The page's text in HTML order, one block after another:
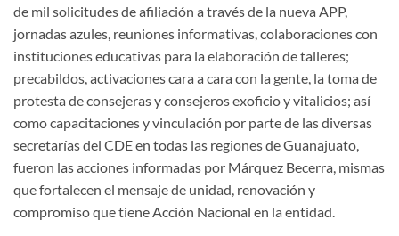
de mil solicitudes de afiliación a través de la nueva APP,
jornadas azules, reuniones informativas, colaboraciones con
instituciones educativas para la elaboración de talleres;
precabildos, activaciones cara a cara con la gente, la toma de
protesta de consejeras y consejeros exoficio y vitalicios; así
como capacitaciones y vinculación por parte de las diversas
secretarías del CDE en todas las regiones de Guanajuato,
fueron las acciones informadas por Márquez Becerra, mismas
que fortalecen el mensaje de unidad, renovación y
compromiso que tiene Acción Nacional en la entidad.